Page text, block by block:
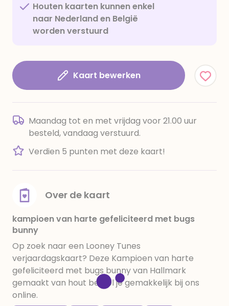
Houten kaarten kunnen enkel
naar Nederland en België
worden verstuurd
Kaart bewerken
Maandag tot en met vrijdag voor 21.00 uur
besteld, vandaag verstuurd.
Verdien 5 punten met deze kaart!
Over de kaart
kampioen van harte gefeliciteerd met bugs
bunny
Op zoek naar een Looney Tunes
verjaardagskaart? Deze Kampioen van harte
gefeliciteerd met bugs bunny van Hallmark
gemaakt van hout bestel je gemakkelijk bij ons
online.